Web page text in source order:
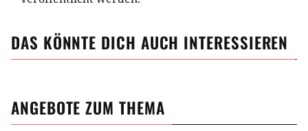
DAS KÖNNTE DICH AUCH INTERESSIEREN
ANGEBOTE ZUM THEMA